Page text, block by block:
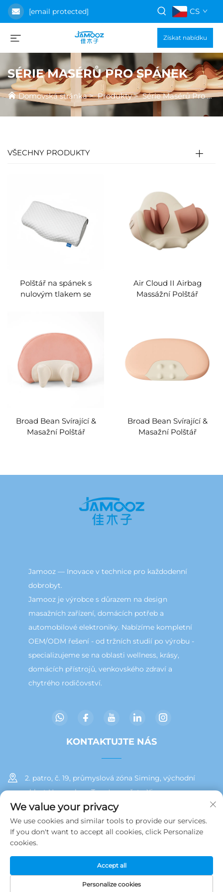
[email protected] CS
Získat nabídku
SÉRIE MASÉRŮ PRO SPÁNEK
Domovská stránka>Produkty>Série Masérů Pro Spánek
VŠECHNY PRODUKTY
Polštář na spánek s
nulovým tlakem se
Air Cloud II Airbag
Massážní Polštář
Broad Bean Svírající &
Masažní Polštář
Broad Bean Svírající &
Masažní Polštář
Jamooz — Inovace v technice pro každodenní
dobrobyt.
Jamooz je výrobce s důrazem na design
masažních zařízení, domácích potřeb a
automobilové elektroniky. Nabízíme kompletní
OEM/ODM řešení - od tržních studií po výrobu -
specializujeme se na oblasti wellness, krásy,
domácích přístrojů, venkovského zdraví a
chytrého rodičovství.
KONTAKTUJTE NÁS
2. patro, č. 19, průmyslová zóna Siming, východní
oblast Huan, okres Tong'an, město Xiamen
+86 13215929911
[email protected]
Copyright © 2025 Jamooz (Xiamen) Technology Co., Ltd.
Zásady ochrany soukromí
We value your privacy
We use cookies and similar tools to provide our services.
If you don't want to accept all cookies, click Personalize
cookies.
Personalize cookies
Accept all